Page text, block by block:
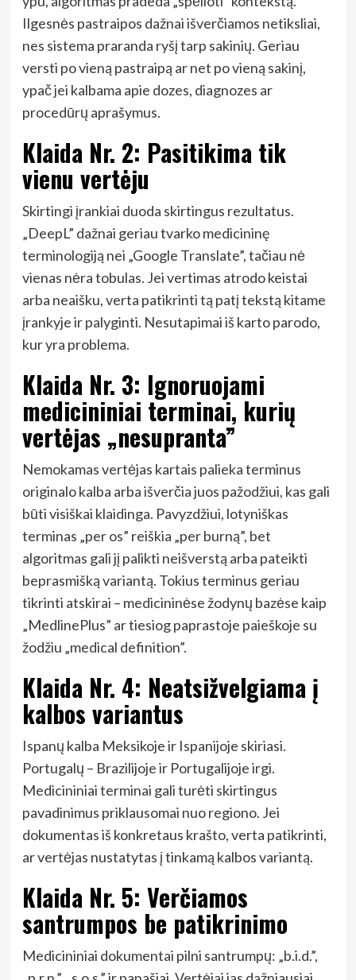
Ilgesnės pastraipos dažnai išverčiamos netiksliai,
nes sistema praranda ryšį tarp sakinių. Geriau
versti po vieną pastraipą ar net po vieną sakinį,
ypač jei kalbama apie dozes, diagnozes ar
procedūrų aprašymus.
Klaida Nr. 2: Pasitikima tik
vienu vertėju
Skirtingi įrankiai duoda skirtingus rezultatus.
„DeepL” dažnai geriau tvarko medicininę
terminologiją nei „Google Translate”, tačiau nė
vienas nėra tobulas. Jei vertimas atrodo keistai
arba neaišku, verta patikrinti tą patį tekstą kitame
įrankyje ir palyginti. Nesutapimai iš karto parodo,
kur yra problema.
Klaida Nr. 3: Ignoruojami
medicininiai terminai, kurių
vertėjas „nesupranta”
Nemokamas vertėjas kartais palieka terminus
originalo kalba arba išverčia juos pažodžiui, kas gali
būti visiškai klaidinga. Pavyzdžiui, lotyniškas
terminas „per os” reiškia „per burną”, bet
algoritmas gali jį palikti neišverstą arba pateikti
beprasmišką variantą. Tokius terminus geriau
tikrinti atskirai – medicininėse žodynų bazėse kaip
„MedlinePlus” ar tiesiog paprastoje paieškoje su
žodžiu „medical definition”.
Klaida Nr. 4: Neatsižvelgiama į
kalbos variantus
Ispanų kalba Meksikoje ir Ispanijoje skiriasi.
Portugalų – Brazilijoje ir Portugalijoje irgi.
Medicininiai terminai gali turėti skirtingus
pavadinimus priklausomai nuo regiono. Jei
dokumentas iš konkretaus krašto, verta patikrinti,
ar vertėjas nustatytas į tinkamą kalbos variantą.
Klaida Nr. 5: Verčiamos
santrumpos be patikrinimo
Medicininiai dokumentai pilni santrumpų: „b.i.d.”,